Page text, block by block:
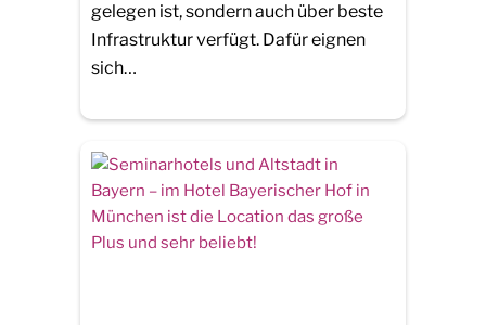
gelegen ist, sondern auch über beste
Infrastruktur verfügt. Dafür eignen
sich…